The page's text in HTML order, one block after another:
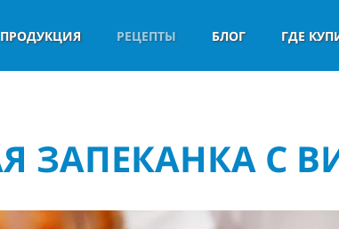
ПРОДУКЦИЯ РЕЦЕПТЫ БЛОГ ГДЕ
ЗАПЕКАНКА С